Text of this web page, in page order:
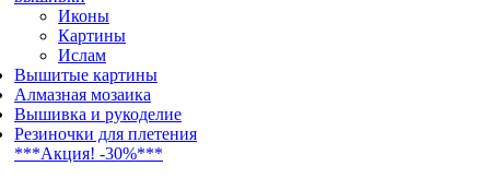
Иконы
Картины
Ислам
Вышитые картины
Алмазная мозаика
Вышивка и рукоделие
Резиночки для плетения
***Акция! -30%***